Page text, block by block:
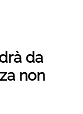
da
non